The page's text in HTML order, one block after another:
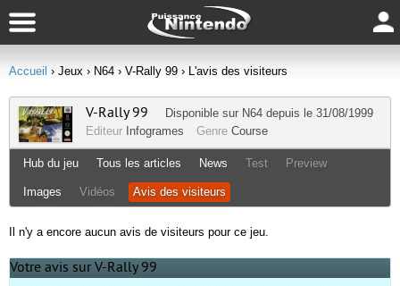
Accueil › Jeux › N64 › V-Rally 99 › L'avis des visiteurs
V-Rally 99 Disponible sur N64 depuis le 31/08/1999
Editeur Infogrames Genre Course
Hub du jeu Tous les articles News Test Preview
Images Vidéos Avis des visiteurs
Il n'y a encore aucun avis de visiteurs pour ce jeu.
Votre avis sur V-Rally 99